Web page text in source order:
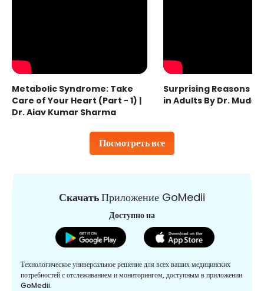
Посмотреть все
Metabolic Syndrome: Take
Care of Your Heart (Part - 1) |
Dr. Ajay Kumar Sharma
Surprising Reasons
in Adults By Dr.
СкачатьПриложение GoMedii
Доступно на
Технологическое универсальное решение для всех ваших медицинских
потребностей с отслеживанием и мониторингом, доступным в приложении
GoMedii.